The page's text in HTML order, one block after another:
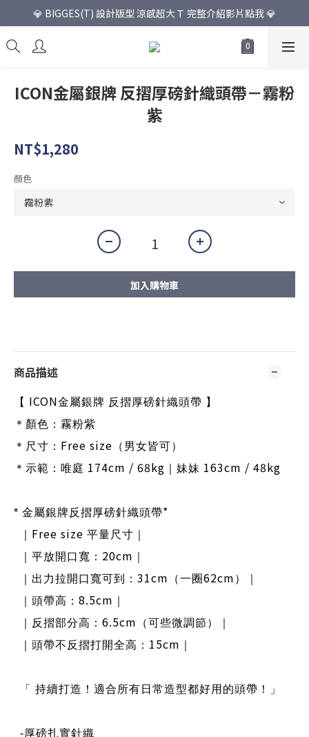
💎 BIGGES(T) 設計版型 涼感超大Ｔ 完整介紹影片點我 💎
ICON金屬銀牌 反摺厚磅針織頭帶－霧粉
紫
NT$1,280
顏色
加入購物車
商品描述
【 ICON金屬銀牌 反摺厚磅針織頭帶 】
＊顏色：霧粉紫
＊尺寸： Free size （男女皆可）
＊示範：唯庭 174cm / 68kg ｜妹妹 163cm / 48kg
* 金屬銀牌反摺厚磅針織頭帶*
Free size 平量尺寸｜
｜平放開口寬： 20cm
｜出力拉開口寬可到： 31cm （一圈62cm ）｜
｜頭帶高： 8.5cm
｜反摺部分高： 6.5cm
（可些微調節）｜
｜頭帶不反摺打開全高： 15cm
「 持續打造！適合所有日常造型都好用的頭帶！」
-厚磅扎實針織